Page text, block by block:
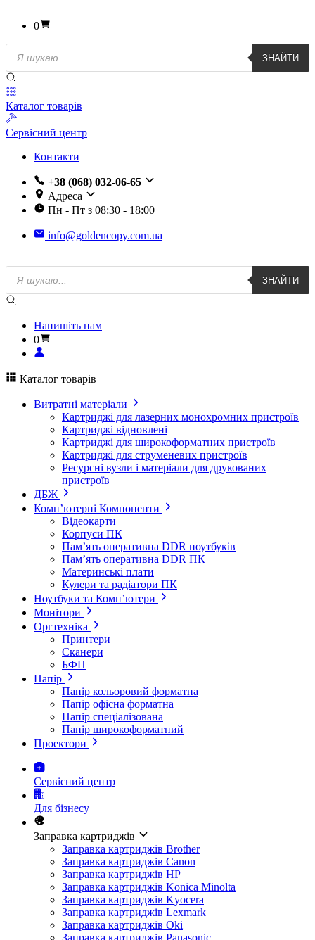
0
Пошук
товарів
ЗНАЙТИ
Каталог товарів
Сервісний центр
Контакти
+38 (068) 032-06-65
Адреса
Пн - Пт з 08:30 - 18:00
info@goldencopy.com.ua
Пошук
товарів
ЗНАЙТИ
Напишіть нам
0
Каталог товарів
Витратні матеріали
Картриджі для лазерних монохромних пристроїв
Картриджі відновлені
Картриджі для широкоформатних пристроїв
Картриджі для струменевих пристроїв
Ресурсні вузли і матеріали для друкованих
пристроїв
ДБЖ
Комп’ютерні Компоненти
Відеокарти
Корпуси ПК
Пам’ять оперативна DDR ноутбуків
Пам’ять оперативна DDR ПК
Материнські плати
Кулери та радіатори ПК
Ноутбуки та Комп’ютери
Монітори
Оргтехніка
Принтери
Сканери
БФП
Папір
Папір кольоровий форматна
Папір офісна форматна
Папір спеціалізована
Папір широкоформатний
Проектори
Сервісний центр
Для бізнесу
Заправка картриджів
Заправка картриджів Brother
Заправка картриджів Canon
Заправка картриджів HP
Заправка картриджів Konica Minolta
Заправка картриджів Kyocera
Заправка картриджів Lexmark
Заправка картриджів Oki
Заправка картриджів Panasonic